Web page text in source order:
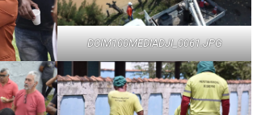
DCIM100MEDIADJI_0061.JPG